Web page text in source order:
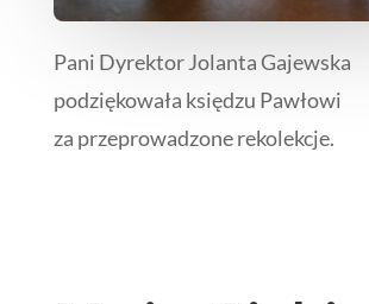
Pani Dyrektor Jolanta Gajewska
podziękowała księdzu Pawłowi
za przeprowadzone rekolekcje.